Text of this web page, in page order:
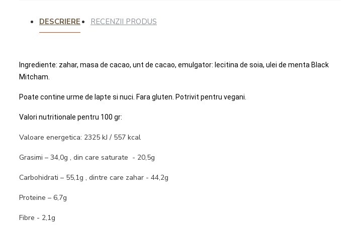
DESCRIERE RECENZII PRODUS
Ingrediente: zahar, masa de cacao, unt de cacao, emulgator: lecitina de soia, ulei de menta Black
Mitcham.
Poate contine urme de lapte si nuci. Fara gluten. Potrivit pentru vegani.
Valori nutritionale pentru 100 gr:
Valoare energetica: 2325 kJ / 557 kcal
Grasimi – 34,0g , din care saturate - 20,5g
Carbohidrati – 55,1g , dintre care zahar - 44,2g
Proteine – 6,7g
Fibre - 2,1g